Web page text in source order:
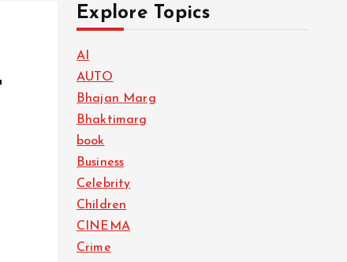
Explore Topics
AI
AUTO
Bhajan Marg
Bhaktimarg
book
Business
Celebrity
Children
CINEMA
Crime